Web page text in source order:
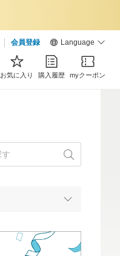
会員登録 Language
お気に入り 購入履歴 myクーポン